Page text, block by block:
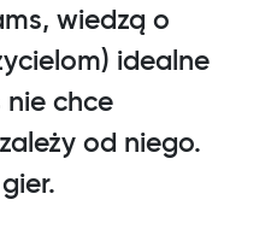
wiedzą o
idealne
chce
od niego.